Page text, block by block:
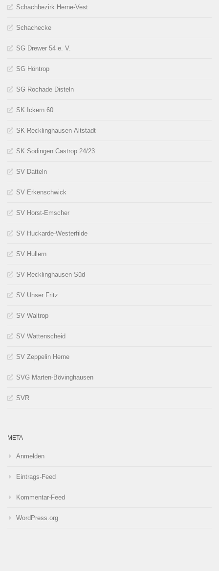
Schachbezirk Herne-Vest
Schachecke
SG Drewer 54 e. V.
SG Höntrop
SG Rochade Disteln
SK Ickern 60
SK Recklinghausen-Altstadt
SK Sodingen Castrop 24/23
SV Datteln
SV Erkenschwick
SV Horst-Emscher
SV Huckarde-Westerfilde
SV Hullern
SV Recklinghausen-Süd
SV Unser Fritz
SV Waltrop
SV Wattenscheid
SV Zeppelin Herne
SVG Marten-Bövinghausen
SVR
META
Anmelden
Eintrags-Feed
Kommentar-Feed
WordPress.org